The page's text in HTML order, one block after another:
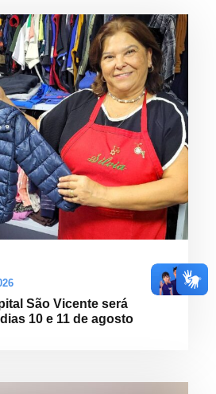
São Vicente será
10 e 11 de agosto